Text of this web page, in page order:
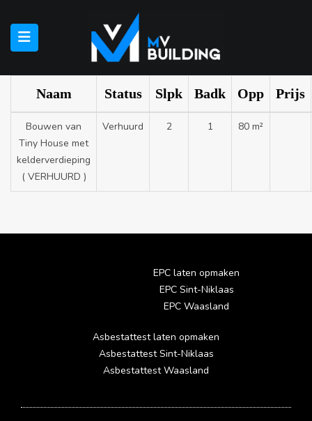
Naam Status Slpk Badk Opp Prijs
Bouwen van
Tiny House met
kelderverdieping
( VERHUURD )
Verhuurd 2 1 80 m²
EPC laten opmaken
EPC Sint-Niklaas
EPC Waasland
Asbestattest laten opmaken
Asbestattest Sint-Niklaas
Asbestattest Waasland